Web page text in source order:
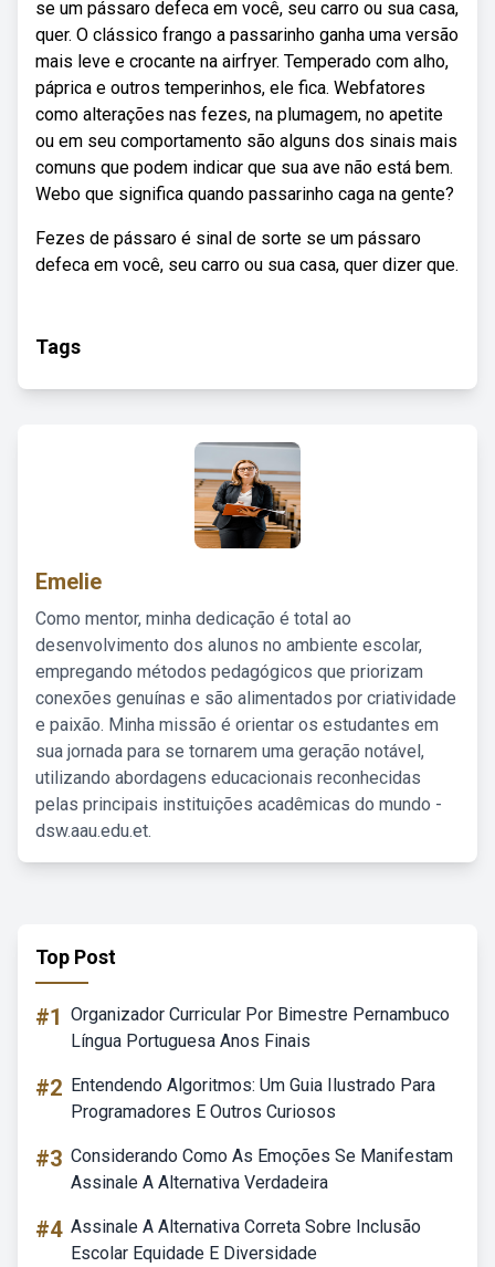
se um pássaro defeca em você, seu carro ou sua casa,
quer. O clássico frango a passarinho ganha uma versão
mais leve e crocante na airfryer. Temperado com alho,
páprica e outros temperinhos, ele fica. Webfatores
como alterações nas fezes, na plumagem, no apetite
ou em seu comportamento são alguns dos sinais mais
comuns que podem indicar que sua ave não está bem.
Webo que significa quando passarinho caga na gente?
Fezes de pássaro é sinal de sorte se um pássaro
defeca em você, seu carro ou sua casa, quer dizer que.
Tags
Emelie
Como mentor, minha dedicação é total ao
desenvolvimento dos alunos no ambiente escolar,
empregando métodos pedagógicos que priorizam
conexões genuínas e são alimentados por criatividade
e paixão. Minha missão é orientar os estudantes em
sua jornada para se tornarem uma geração notável,
utilizando abordagens educacionais reconhecidas
pelas principais instituições acadêmicas do mundo -
dsw.aau.edu.et.
Top Post
#1 Organizador Curricular Por Bimestre Pernambuco
Língua Portuguesa Anos Finais
#2 Entendendo Algoritmos: Um Guia Ilustrado Para
Programadores E Outros Curiosos
#3 Considerando Como As Emoções Se Manifestam
Assinale A Alternativa Verdadeira
#4 Assinale A Alternativa Correta Sobre Inclusão
Escolar Equidade E Diversidade